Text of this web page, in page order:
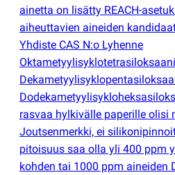
ainetta on lisätty REACH-
aiheuttavien aineiden
Yhdiste CAS N:o Lyhenne
rasvaa hylkivälle paperille olisi
Joutsenmerkki, ei
pitoisuus saa olla yli 400 ppm
kohden tai 1000 ppm aineiden